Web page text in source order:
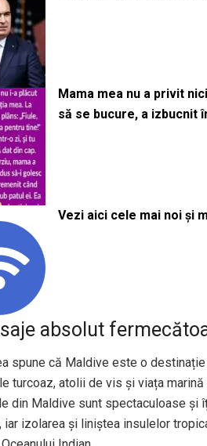
Mama mea nu a privit
să se bucure, a izbucnit
Vezi aici cele mai noi și
absolut
spune că Maldive este o
turcoaz, atolii de vis și viața
din Maldive sunt spectaculoase și
iar izolarea și liniștea insulelor